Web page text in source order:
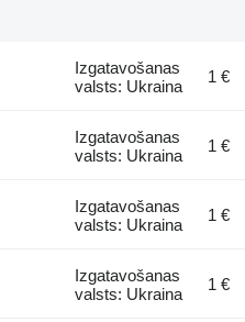
Izgatavošanas
valsts: Ukraina
1 €
Izgatavošanas
valsts: Ukraina
1 €
Izgatavošanas
valsts: Ukraina
1 €
Izgatavošanas
valsts: Ukraina
1 €